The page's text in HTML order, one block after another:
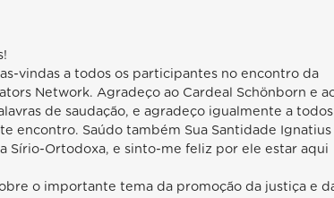
vindas a todos os participantes no encontro da
Network. Agradeço ao Cardeal Schönborn e
de saudação, e agradeço igualmente a todos
encontro. Saúdo também Sua Santidade Ignatius
Sírio-Ortodoxa, e sinto-me feliz por ele estar aqui
o importante tema da promoção da justiça e